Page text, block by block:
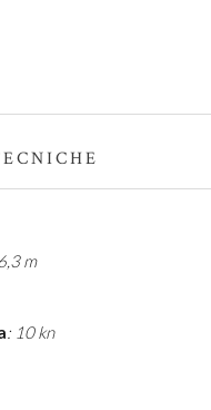
m
: 10 kn